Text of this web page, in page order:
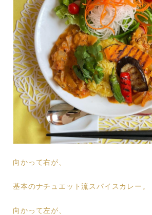
向かって右が、
基本のナチュエット流スパイスカレー。
向かって左が、